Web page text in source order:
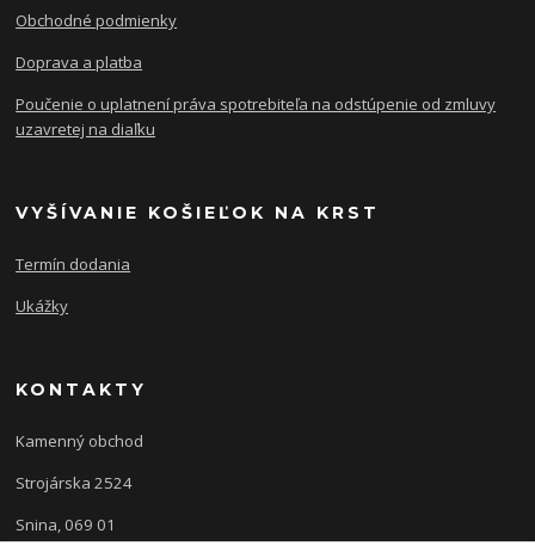
Obchodné podmienky
Doprava a platba
Poučenie o uplatnení práva spotrebiteľa na odstúpenie od zmluvy
uzavretej na diaľku
VYŠÍVANIE KOŠIEĽOK NA KRST
Termín dodania
Ukážky
KONTAKTY
Kamenný obchod
Strojárska 2524
Snina, 069 01